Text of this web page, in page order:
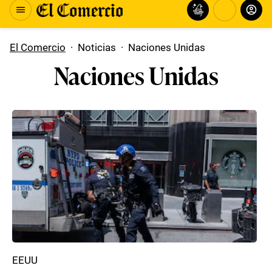
El Comercio · Noticias · Naciones Unidas
Naciones Unidas
EEUU